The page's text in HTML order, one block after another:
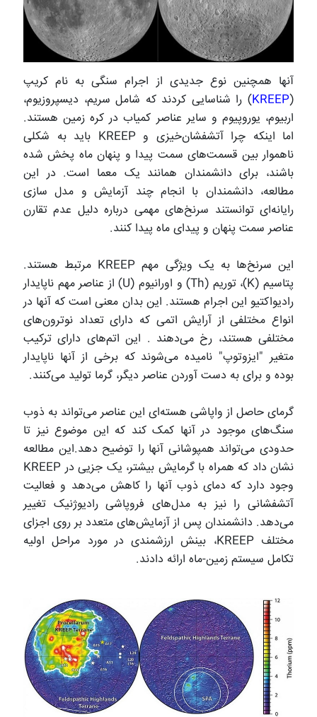
آنها همچنین نوع جدیدی از اجرام سنگی به نام کریپ
(
KREEP) را شناسایی کردند که شامل سریم، دیسپروزیوم،
اربیوم، یوروپیوم و سایر عناصر کمیاب در کره زمین هستند.
اما اینکه چرا آتشفشان‌خیزی وKREEP باید به شکلی
ناهموار بین قسمت‌های سمت پیدا و پنهان ماه پخش شده
باشند، برای دانشمندان همانند یک معما است. در این
مطالعه، دانشمندان با انجام چند آزمایش و مدل سازی
رایانه‌ای توانستند سرنخ‌های مهمی درباره دلیل عدم تقارن
عناصر سمت پنهان و پیدای ماه پیدا کنند.
این سرنخ‌ها به یک ویژگی مهم KREEP مرتبط هستند.
پتاسیم (K)، توریم (Th) و اورانیوم (U) از عناصر مهم ناپایدار
رادیواکتیو این اجرام هستند. این بدان معنی است که آنها در
انواع مختلفی از آرایش اتمی که دارای تعداد نوترون‌های
مختلفی هستند، رخ می‌دهند . این اتم‌های دارای ترکیب
متغیر "ایزوتوپ" نامیده می‌شوند که برخی از آنها ناپایدار
بوده و برای به دست آوردن عناصر دیگر، گرما تولید می‌کنند.
گرمای حاصل از واپاشی هسته‌ای این عناصر می‌تواند به ذوب
سنگ‌های موجود در آنها کمک کند که این موضوع نیز تا
حدودی می‌تواند همپوشانی آنها را توضیح دهد.این مطالعه
نشان داد که همراه با گرمایش بیشتر، یک جزیی در KREEP
وجود دارد که دمای ذوب آنها را کاهش می‌دهد و فعالیت
آتشفشانی را نیز به مدل‌های فروپاشی رادیوژنیک تغییر
می‌دهد. دانشمندان پس از آزمایش‌های متعدد بر روی اجزای
مختلفKREEP، بینش ارزشمندی در مورد مراحل اولیه
تکامل سیستم زمین-ماه ارائه دادند.